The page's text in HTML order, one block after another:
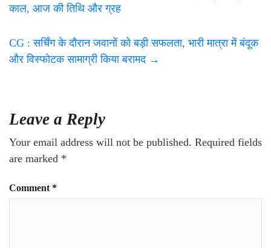
काल, आज की तिथि और ग्रह
CG : सर्चिंग के दौरान जवानों को बड़ी सफलता, भारी मात्रा में बंदूक
और विस्फोटक सामाग्री किया बरामद →
Leave a Reply
Your email address will not be published. Required fields
are marked *
Comment *